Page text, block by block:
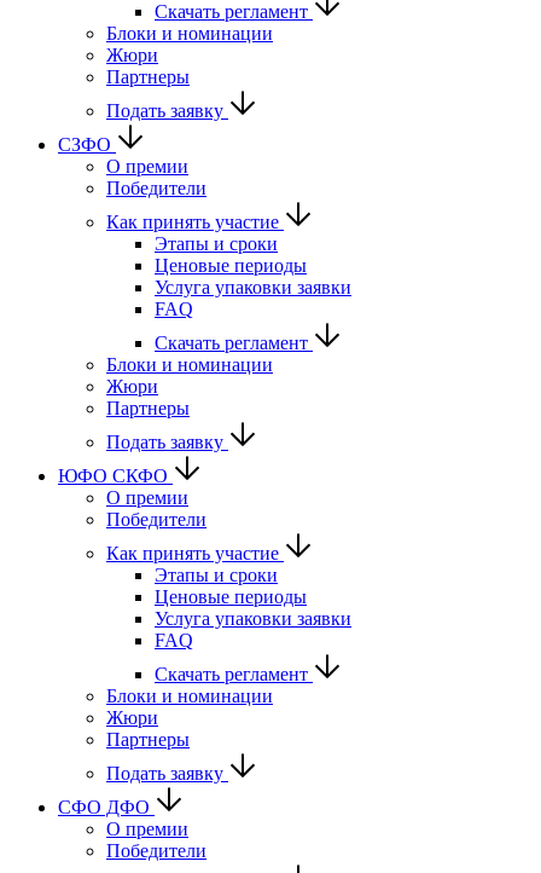
Скачать регламент
Блоки и номинации
Жюри
Партнеры
Подать заявку
СЗФО
О премии
Победители
Как принять участие
Этапы и сроки
Ценовые периоды
Услуга упаковки заявки
FAQ
Скачать регламент
Блоки и номинации
Жюри
Партнеры
Подать заявку
ЮФО СКФО
О премии
Победители
Как принять участие
Этапы и сроки
Ценовые периоды
Услуга упаковки заявки
FAQ
Скачать регламент
Блоки и номинации
Жюри
Партнеры
Подать заявку
CФО ДФО
О премии
Победители